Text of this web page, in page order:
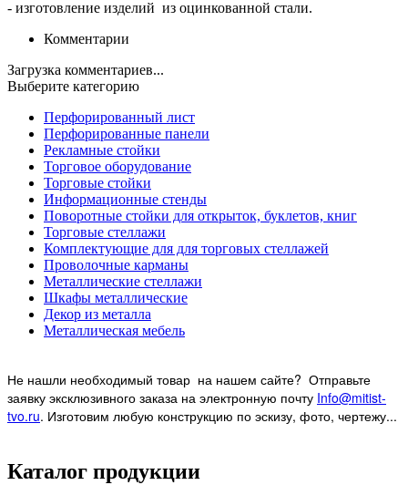
- изготовление изделий из оцинкованной стали.
Комментарии
Загрузка комментариев...
Выберите категорию
Перфорированный лист
Перфорированные панели
Рекламные стойки
Торговое оборудование
Торговые стойки
Информационные стенды
Поворотные стойки для открыток, буклетов, книг
Торговые стеллажи
Комплектующие для для торговых стеллажей
Проволочные карманы
Металлические стеллажи
Шкафы металлические
Декор из металла
Металлическая мебель
Не нашли необходимый товар на нашем сайте? Отправьте
заявку эксклюзивного заказа на электронную почту Info@mitist-
tvo.ru. Изготовим любую конструкцию по эскизу, фото, чертежу...
Каталог продукции